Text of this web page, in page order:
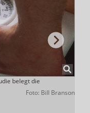
belegt die
Foto: Bill Branson